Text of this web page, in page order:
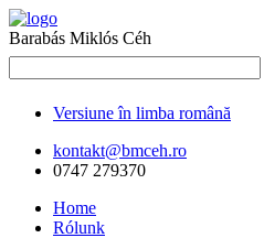
Barabás Miklós Céh
Versiune în limba română
kontakt@bmceh.ro
0747 279370
Home
Rólunk